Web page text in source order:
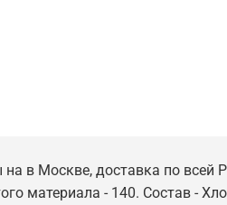
Москве, доставка по всей
материала - 140. Состав -